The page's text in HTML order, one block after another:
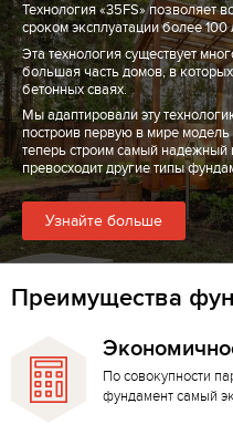
Технология «35FS» позволяет
сроком эксплуатации более
Эта технология существует
большая часть домов, в
бетонных сваях.
Мы адаптировали эту
построив первую в мире
теперь строим самый надежный
превосходит другие типы
Узнайте больше
Преимущества
По совокупности
фундамент самый